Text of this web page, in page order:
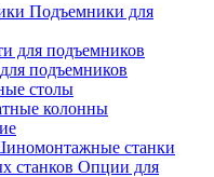
Подъемники для
подъемников
столы
колонны
станки
Опции для